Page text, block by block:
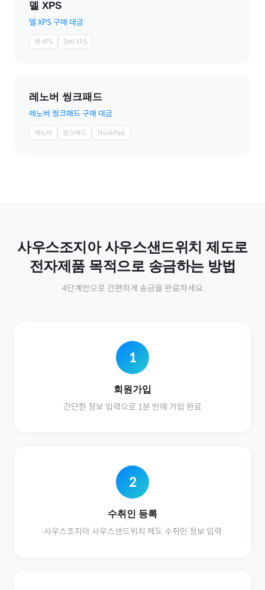
델 XPS
델 XPS 구매 대금
델 XPS Dell XPS
레노버 씽크패드
레노버 씽크패드 구매 대금
레노버 씽크패드 ThinkPad
사우스조지아 사우스샌드위치 제도로
전자제품 목적으로 송금하는 방법
4단계만으로 간편하게 송금을 완료하세요
1
회원가입
간단한 정보 입력으로 1분 만에 가입 완료
2
수취인 등록
사우스조지아 사우스샌드위치 제도 수취인 정보 입력